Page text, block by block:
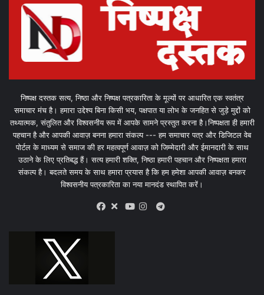
निष्पक्ष दस्तक सत्य, निष्ठा और निष्पक्ष पत्रकारिता के मूल्यों पर आधारित एक स्वतंत्र
समाचार मंच है। हमारा उद्देश्य बिना किसी भय, पक्षपात या लोभ के जनहित से जुड़े मुद्दों को
तथ्यात्मक, संतुलित और विश्वसनीय रूप में आपके सामने प्रस्तुत करना है।निष्पक्षता ही हमारी
पहचान है और आपकी आवाज़ बनना हमारा संकल्प --- हम समाचार पत्र और डिजिटल वेब
पोर्टल के माध्यम से समाज की हर महत्वपूर्ण आवाज़ को जिम्मेदारी और ईमानदारी के साथ
उठाने के लिए प्रतिबद्ध हैं। सत्य हमारी शक्ति, निष्ठा हमारी पहचान और निष्पक्षता हमारा
संकल्प है। बदलते समय के साथ हमारा प्रयास है कि हम हमेशा आपकी आवाज़ बनकर
विश्वसनीय पत्रकारिता का नया मानदंड स्थापित करें।
X
Telegram